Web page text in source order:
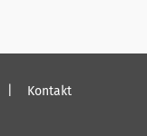
Kontakt